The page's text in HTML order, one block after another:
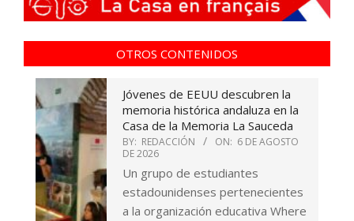
OTROS CONTENIDOS
Jóvenes de EEUU descubren la
memoria histórica andaluza en la
Casa de la Memoria La Sauceda
BY: REDACCIÓN ON: 6 DE AGOSTO
DE 2026
Un grupo de estudiantes
estadounidenses pertenecientes
a la organización educativa Where